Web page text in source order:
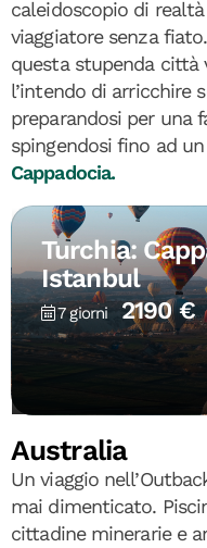
caleidoscopio di
viaggiatore senza
questa stupenda città
l’intendo di arricchire
preparandosi per una
spingendosi fino ad
Cappadocia.
Turchia:
Istanbul
7 giorni 2190 €
Australia
Un viaggio
mai dimenticato.
cittadine minerarie e